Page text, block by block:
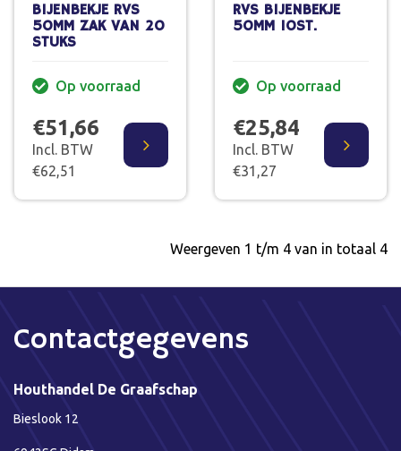
BIJENBEKJE RVS
50MM ZAK VAN 20
STUKS
Op voorraad
€51,66
Incl. BTW
€62,51
RVS BIJENBEKJE
50MM 10ST.
Op voorraad
€25,84
Incl. BTW
€31,27
Weergeven 1 t/m 4 van in totaal 4
Contactgegevens
Houthandel De Graafschap
Bieslook 12